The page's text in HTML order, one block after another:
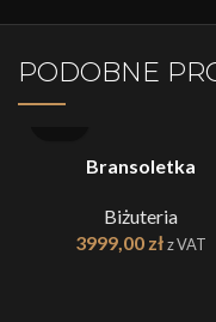
PODOBNE
Bransoletka
Biżuteria
3999,00 złz VAT